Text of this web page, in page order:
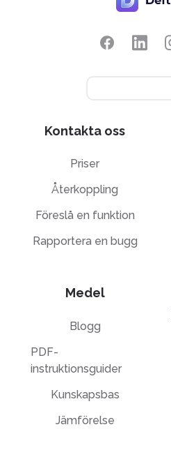
Kontakta oss
Priser
Återkoppling
Föreslå en funktion
Rapportera en bugg
Medel
Blogg
PDF-
instruktionsguider
Kunskapsbas
Jämförelse